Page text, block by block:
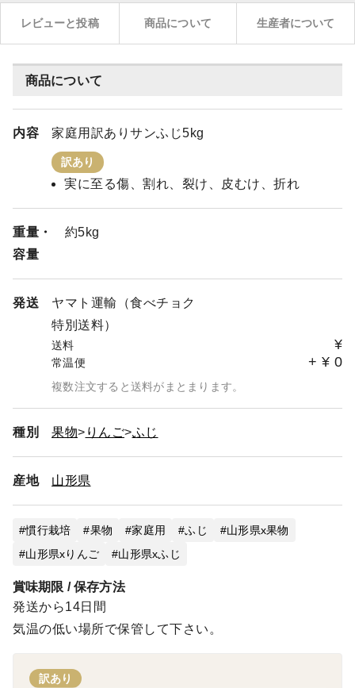
レビューと投稿 商品について 生産者について
商品について
内容 家庭用訳ありサンふじ5kg
訳あり
実に至る傷、割れ、裂け、皮むけ、折れ
重量・
容量
約5kg
発送
ヤマト運輸（食べチョク
特別送料）
送料 ¥
常温便 + ¥ 0
複数注文すると送料がまとまります。
種別 果物 りんご ふじ
産地 山形県
慣行栽培 果物 家庭用 ふじ
山形県x果物
山形県xりんご
山形県xふじ
賞味期限 / 保存方法
発送から14日間
気温の低い場所で保管して下さい。
訳あり